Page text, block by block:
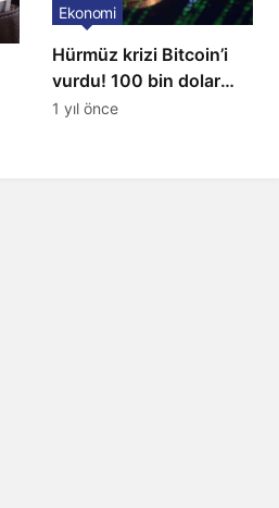
Hürmüz krizi Bitcoin’i
vurdu! 100 bin dolar
seviyesi kırıldı
Ekonomi
1 yıl önce